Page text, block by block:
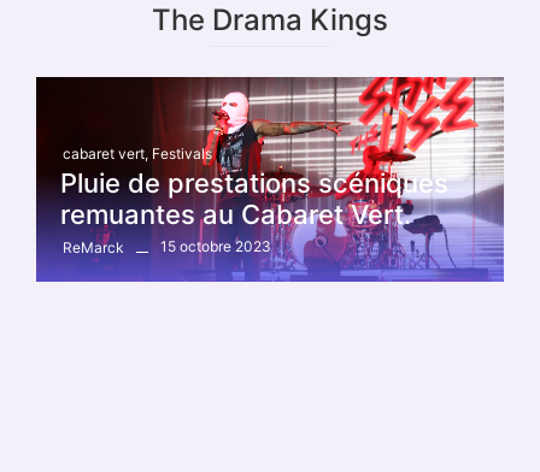
The Drama Kings
cabaret vert, Festivals
Pluie de prestations scéniques
remuantes au Cabaret Vert.
ReMarck 15 octobre 2023